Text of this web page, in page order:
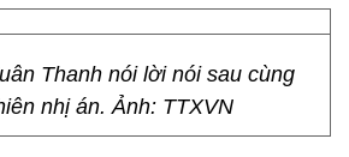
Thanh nói lời nói sau cùng
nhị án. Ảnh: TTXVN